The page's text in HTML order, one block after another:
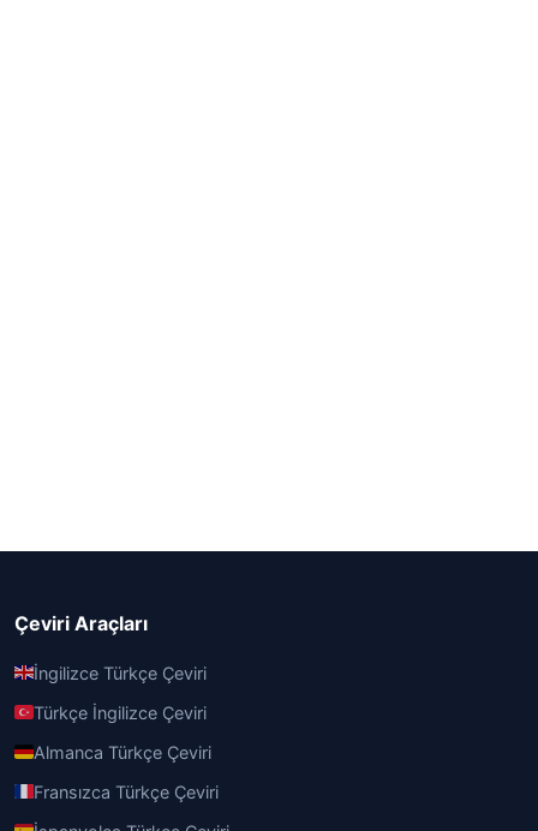
Çeviri Araçları
İngilizce Türkçe Çeviri
Türkçe İngilizce Çeviri
Almanca Türkçe Çeviri
Fransızca Türkçe Çeviri